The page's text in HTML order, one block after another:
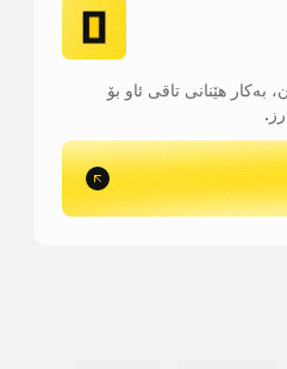
بەکار هێنانی تاقی ئاو بۆ